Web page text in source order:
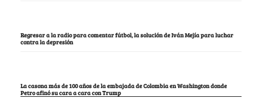
Regresar a la radio para comentar fútbol, la solución de Iván Mejía para luchar
contra la depresión
La casona más de 100 años de la embajada de Colombia en Washington donde
Petro afinó su cara a cara con Trump